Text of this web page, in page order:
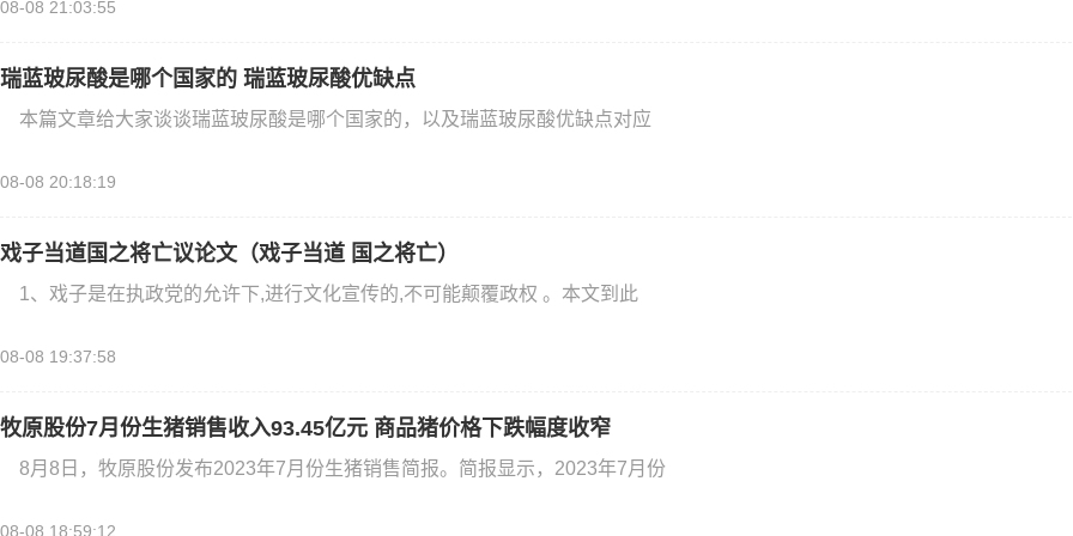
08-08 21:03:55
瑞蓝玻尿酸是哪个国家的 瑞蓝玻尿酸优缺点
本篇文章给大家谈谈瑞蓝玻尿酸是哪个国家的，以及瑞蓝玻尿酸优缺点对应
08-08 20:18:19
戏子当道国之将亡议论文（戏子当道 国之将亡）
1、戏子是在执政党的允许下,进行文化宣传的,不可能颠覆政权 。本文到此
08-08 19:37:58
牧原股份7月份生猪销售收入93.45亿元 商品猪价格下跌幅度收窄
8月8日，牧原股份发布2023年7月份生猪销售简报。简报显示，2023年7月份
08-08 18:59:12